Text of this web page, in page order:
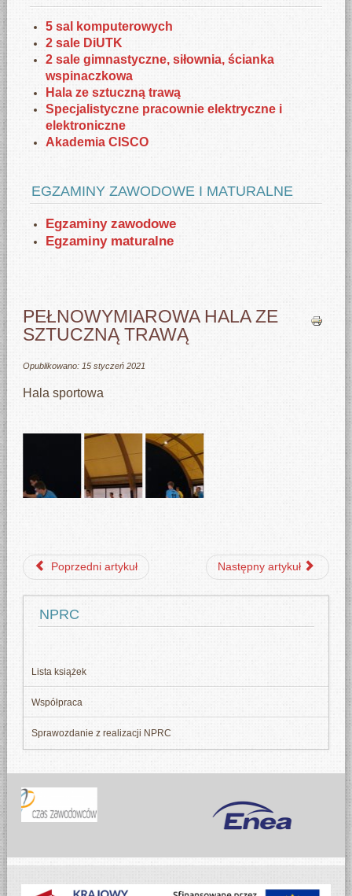
5 sal komputerowych
2 sale DiUTK
2 sale gimnastyczne, siłownia, ścianka
wspinaczkowa
Hala ze sztuczną trawą
Specjalistyczne pracownie elektryczne i
elektroniczne
Akademia CISCO
EGZAMINY ZAWODOWE I MATURALNE
Egzaminy zawodowe
Egzaminy maturalne
PEŁNOWYMIAROWA HALA ZE
SZTUCZNĄ TRAWĄ
Opublikowano: 15 styczeń 2021
Hala sportowa
Poprzedni artykuł Następny artykuł
NPRC
Lista książek
Współpraca
Sprawozdanie z realizacji NPRC